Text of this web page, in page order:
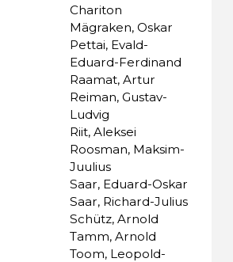
Chariton
Mägraken, Oskar
Pettai, Evald-
Eduard-Ferdinand
Raamat, Artur
Reiman, Gustav-
Ludvig
Riit, Aleksei
Roosman, Maksim-
Juulius
Saar, Eduard-Oskar
Saar, Richard-Julius
Schütz, Arnold
Tamm, Arnold
Toom, Leopold-